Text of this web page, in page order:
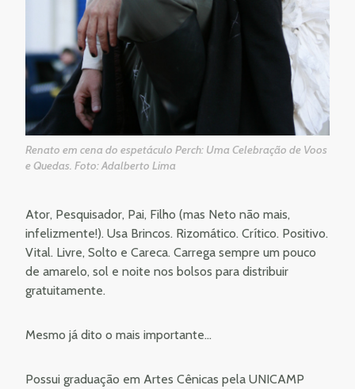
Renato em cena do espetáculo Perch: Uma Celebração de Voos
e Quedas. Foto: Adalberto Lima
Ator, Pesquisador, Pai, Filho (mas Neto não mais,
infelizmente!). Usa Brincos. Rizomático. Crítico. Positivo.
Vital. Livre, Solto e Careca. Carrega sempre um pouco
de amarelo, sol e noite nos bolsos para distribuir
gratuitamente.
Mesmo já dito o mais importante…
Possui graduação em Artes Cênicas pela UNICAMP